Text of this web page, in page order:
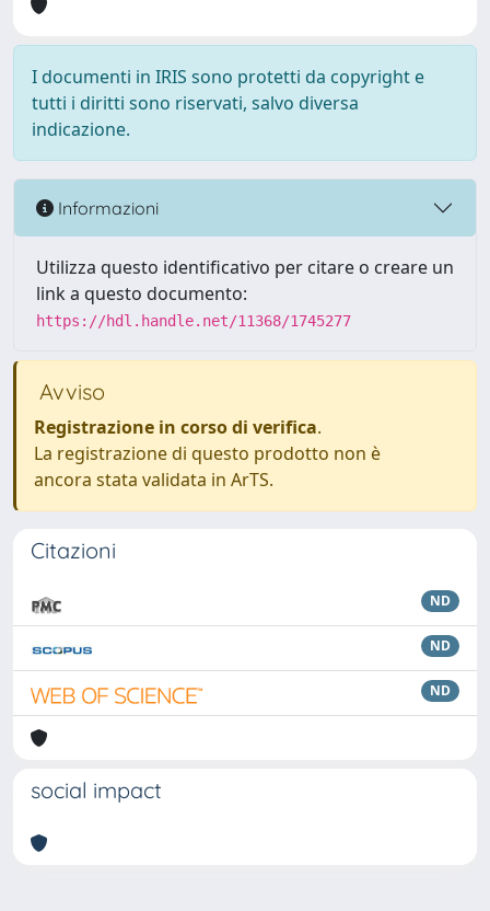
I documenti in IRIS sono protetti da copyright e
tutti i diritti sono riservati, salvo diversa
indicazione.
Informazioni
Utilizza questo identificativo per citare o creare un
link a questo documento:
https://hdl.handle.net/11368/1745277
Avviso
Registrazione in corso di verifica.
La registrazione di questo prodotto non è
ancora stata validata in ArTS.
Citazioni
ND
ND
ND
social impact